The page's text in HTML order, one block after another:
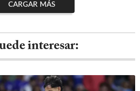
CARGAR MÁS
interesar: